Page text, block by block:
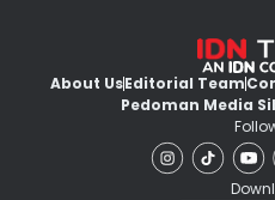
About UsEditorial Team
Pedoman Media